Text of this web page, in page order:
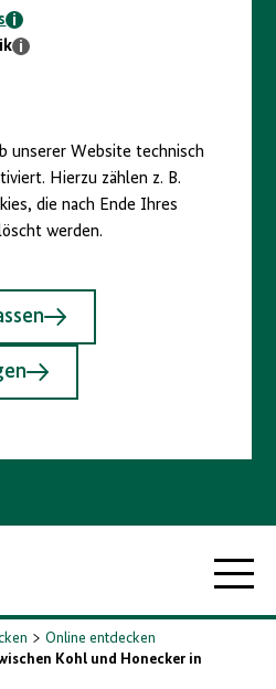
unserer Website technisch
Hierzu zählen z. B.
die nach Ende Ihres
werden.
Online entdecken
Kohl und Honecker in